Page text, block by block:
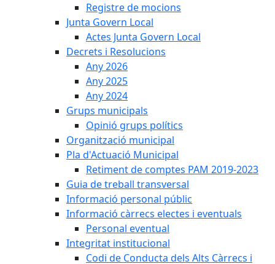
Registre de mocions
Junta Govern Local
Actes Junta Govern Local
Decrets i Resolucions
Any 2026
Any 2025
Any 2024
Grups municipals
Opinió grups polítics
Organització municipal
Pla d'Actuació Municipal
Retiment de comptes PAM 2019-2023
Guia de treball transversal
Informació personal públic
Informació càrrecs electes i eventuals
Personal eventual
Integritat institucional
Codi de Conducta dels Alts Càrrecs i